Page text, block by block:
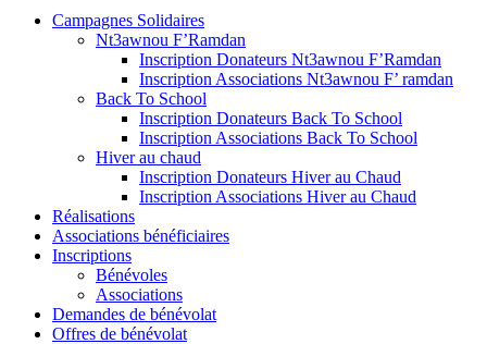
Campagnes Solidaires
Nt3awnou F’Ramdan
Inscription Donateurs Nt3awnou F’Ramdan
Inscription Associations Nt3awnou F’ ramdan
Back To School
Inscription Donateurs Back To School
Inscription Associations Back To School
Hiver au chaud
Inscription Donateurs Hiver au Chaud
Inscription Associations Hiver au Chaud
Réalisations
Associations bénéficiaires
Inscriptions
Bénévoles
Associations
Demandes de bénévolat
Offres de bénévolat